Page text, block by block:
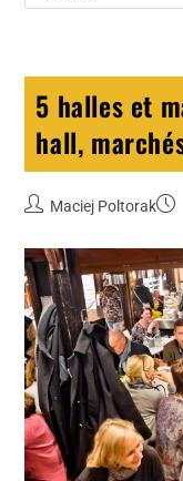
5 halles et
hall,
Maciej Poltorak